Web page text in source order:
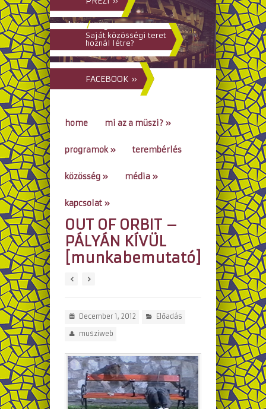
hun/eng
Saját közösségi teret
hoznál létre?
FACEBOOK »
home mi az a müszi? »
programok» terembérlés
közösség » média »
kapcsolat »
go to...
OUT OF ORBIT –
PÁLYÁN KÍVÜL
[munkabemutató]
December 1, 2012 Előadás
musziweb